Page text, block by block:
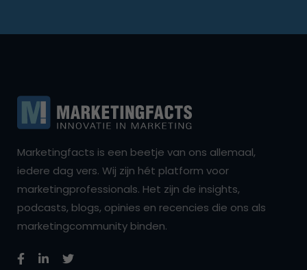
Marketingfacts is een beetje van ons allemaal,
iedere dag vers. Wij zijn hét platform voor
marketingprofessionals. Het zijn de insights,
podcasts, blogs, opinies en recencies die ons als
marketingcommunity binden.